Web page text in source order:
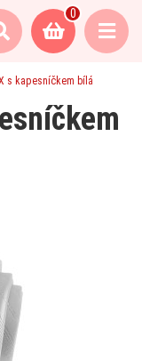
0
s kapesníčkem bílá